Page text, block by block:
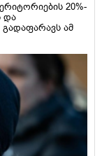
20%-
და
ამ